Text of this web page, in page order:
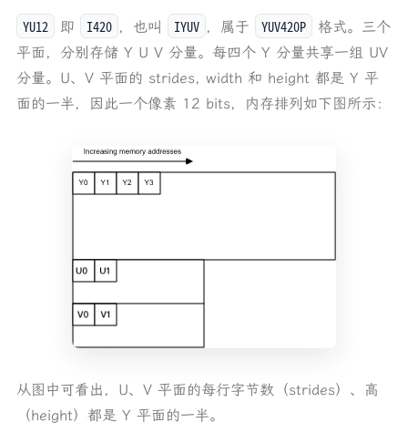
YU12 即 I420 ，也叫 IYUV ，属于 YUV420P
格式。三个
平面，分别存储 Y U V 分量。每四个 Y 分量共享一组 UV
分量。U、V 平面的 strides, width 和 height 都是 Y 平
面的一半，因此一个像素 12 bits，内存排列如下图所示：
从图中可看出，U、V 平面的每行字节数（strides）、高
（height）都是 Y 平面的一半。